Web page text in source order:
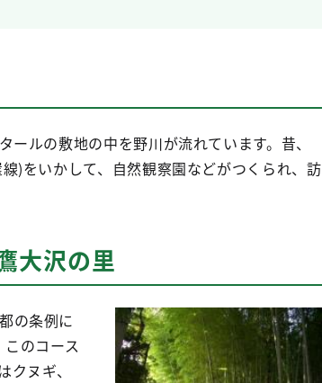
ルの敷地の中を野川が流れています。昔、
)をいかして、自然観察園などがつくられ、訪
大沢の里
の条例に
このコース
ヌギ、